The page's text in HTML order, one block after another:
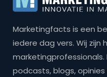
Marketingfacts is een
iedere dag vers. Wij
marketingprofessionals.
podcasts, blogs,